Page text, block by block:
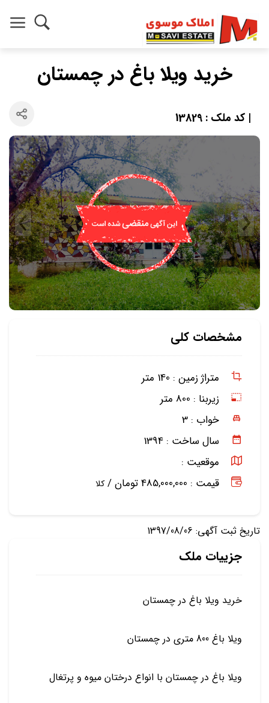
خرید ویلا باغ در چمستان
| کد ملک : 13829
مشخصات کلی
متراژ زمین : 140 متر
زیربنا : 800 متر
خواب : 3
سال ساخت : 1394
موقعیت :
قیمت : 485,000,000 تومان /
کلا
تاریخ ثبت آگهی: 1397/08/06
جزییات ملک
خرید ویلا باغ در چمستان
ویلا باغ 800 متری در چمستان
ویلا باغ در چمستان با انواع درختان میوه و پرتغال